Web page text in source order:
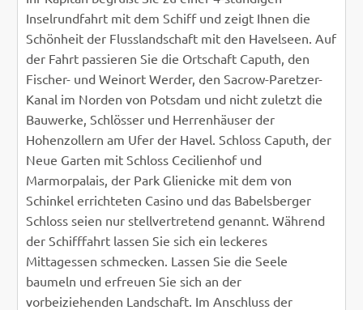
Inselrundfahrt mit dem Schiff und zeigt Ihnen die
Schönheit der Flusslandschaft mit den Havelseen. Auf
der Fahrt passieren Sie die Ortschaft Caputh, den
Fischer- und Weinort Werder, den Sacrow-Paretzer-
Kanal im Norden von Potsdam und nicht zuletzt die
Bauwerke, Schlösser und Herrenhäuser der
Hohenzollern am Ufer der Havel. Schloss Caputh, der
Neue Garten mit Schloss Cecilienhof und
Marmorpalais, der Park Glienicke mit dem von
Schinkel errichteten Casino und das Babelsberger
Schloss seien nur stellvertretend genannt. Während
der Schifffahrt lassen Sie sich ein leckeres
Mittagessen schmecken. Lassen Sie die Seele
baumeln und erfreuen Sie sich an der
vorbeiziehenden Landschaft. Im Anschluss der